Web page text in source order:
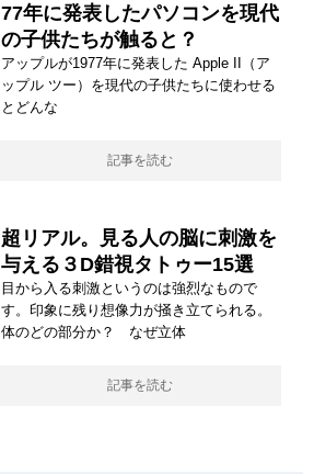
77年に発表したパソコンを現代
の子供たちが触ると？
アップルが1977年に発表した Apple II（ア
ップル ツー）を現代の子供たちに使わせる
とどんな
記事を読む
超リアル。見る人の脳に刺激を
与える３D錯視タトゥー15選
目から入る刺激というのは強烈なもので
す。印象に残り想像力が掻き立てられる。
体のどの部分か？ なぜ立体
記事を読む